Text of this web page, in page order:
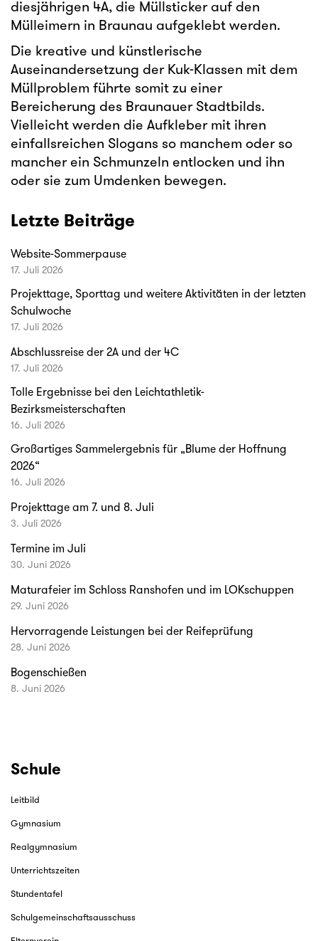
diesjährigen 4A, die Müllsticker auf den
Mülleimern in Braunau aufgeklebt werden.
Die kreative und künstlerische
Auseinandersetzung der Kuk-Klassen mit dem
Müllproblem führte somit zu einer
Bereicherung des Braunauer Stadtbilds.
Vielleicht werden die Aufkleber mit ihren
einfallsreichen Slogans so manchem oder so
mancher ein Schmunzeln entlocken und ihn
oder sie zum Umdenken bewegen.
Letzte Beiträge
Website-Sommerpause
17. Juli 2026
Projekttage, Sporttag und weitere Aktivitäten in der letzten
Schulwoche
17. Juli 2026
Abschlussreise der 2A und der 4C
17. Juli 2026
Tolle Ergebnisse bei den Leichtathletik-
Bezirksmeisterschaften
16. Juli 2026
Großartiges Sammelergebnis für „Blume der Hoffnung
2026“
16. Juli 2026
Projekttage am 7. und 8. Juli
3. Juli 2026
Termine im Juli
30. Juni 2026
Maturafeier im Schloss Ranshofen und im LOKschuppen
29. Juni 2026
Hervorragende Leistungen bei der Reifeprüfung
28. Juni 2026
Bogenschießen
8. Juni 2026
Schule
Leitbild
Gymnasium
Realgymnasium
Unterrichtszeiten
Stundentafel
Schulgemeinschaftsausschuss